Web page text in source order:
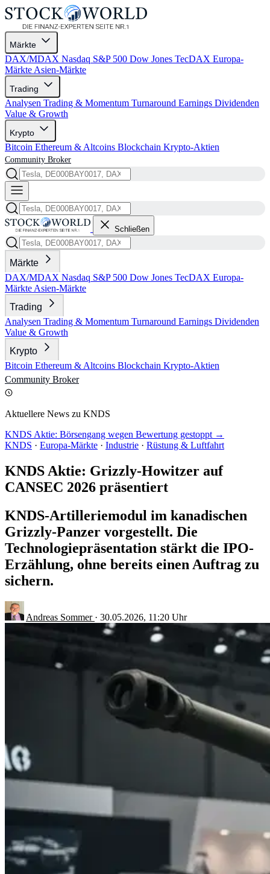
Märkte
DAX/MDAX Nasdaq S&P 500 Dow Jones TecDAX Europa-
Märkte Asien-Märkte
Trading
Analysen Trading & Momentum Turnaround Earnings Dividenden
Value & Growth
Krypto
Bitcoin Ethereum & Altcoins Blockchain Krypto-Aktien
Community Broker
Schließen
Märkte
DAX/MDAX Nasdaq S&P 500 Dow Jones TecDAX Europa-
Märkte Asien-Märkte
Trading
Analysen Trading & Momentum Turnaround Earnings Dividenden
Value & Growth
Krypto
Bitcoin Ethereum & Altcoins Blockchain Krypto-Aktien
Community Broker
Aktuellere News zu KNDS
KNDS Aktie: Börsengang wegen Bewertung gestoppt →
KNDS · Europa-Märkte · Industrie · Rüstung & Luftfahrt
KNDS Aktie: Grizzly-Howitzer auf
CANSEC 2026 präsentiert
KNDS-Artilleriemodul im kanadischen
Grizzly-Panzer vorgestellt. Die
Technologiepräsentation stärkt die IPO-
Erzählung, ohne bereits einen Auftrag zu
sichern.
Andreas Sommer · 30.05.2026, 11:20 Uhr